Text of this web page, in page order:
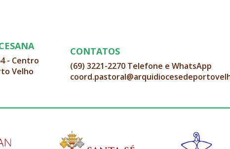
- Centro
Velho
CONTATOS
(69) 3221-2270 Telefone e WhatsApp